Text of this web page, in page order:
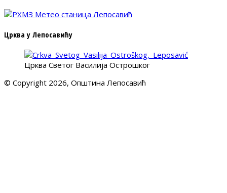
Црква у Лепосавићу
Црква Светог Василија Острошког
© Copyright 2026, Општина Лепосавић